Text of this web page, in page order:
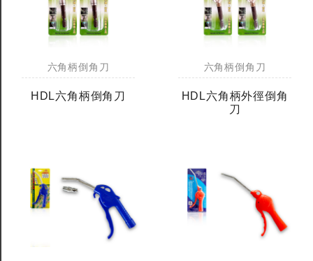
六角柄倒角刀
HDL六角柄倒角刀
六角柄倒角刀
HDL六角柄外徑倒角
刀